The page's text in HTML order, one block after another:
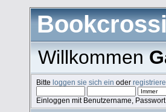
Willkommen
Bitteloggen sie sich ein oder
Einloggen mit Benutzername,